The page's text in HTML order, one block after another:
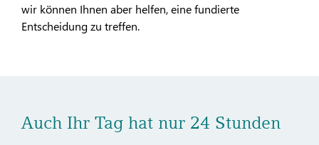
wir können Ihnen aber helfen, eine fundierte
Entscheidung zu treffen.
Auch Ihr Tag hat nur 24 Stunden